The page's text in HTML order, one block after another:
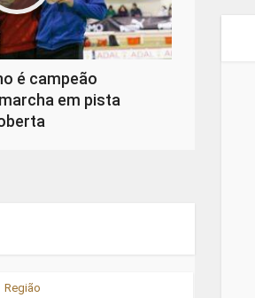
é campeão
em pista
Região